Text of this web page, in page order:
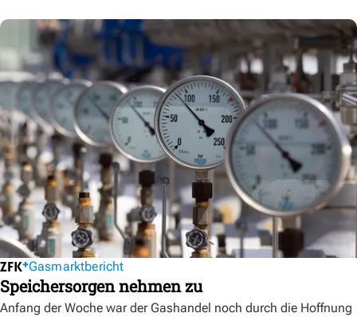
Gasmarktbericht
Speichersorgen nehmen zu
Anfang der Woche war der Gashandel noch durch die Hoffnung